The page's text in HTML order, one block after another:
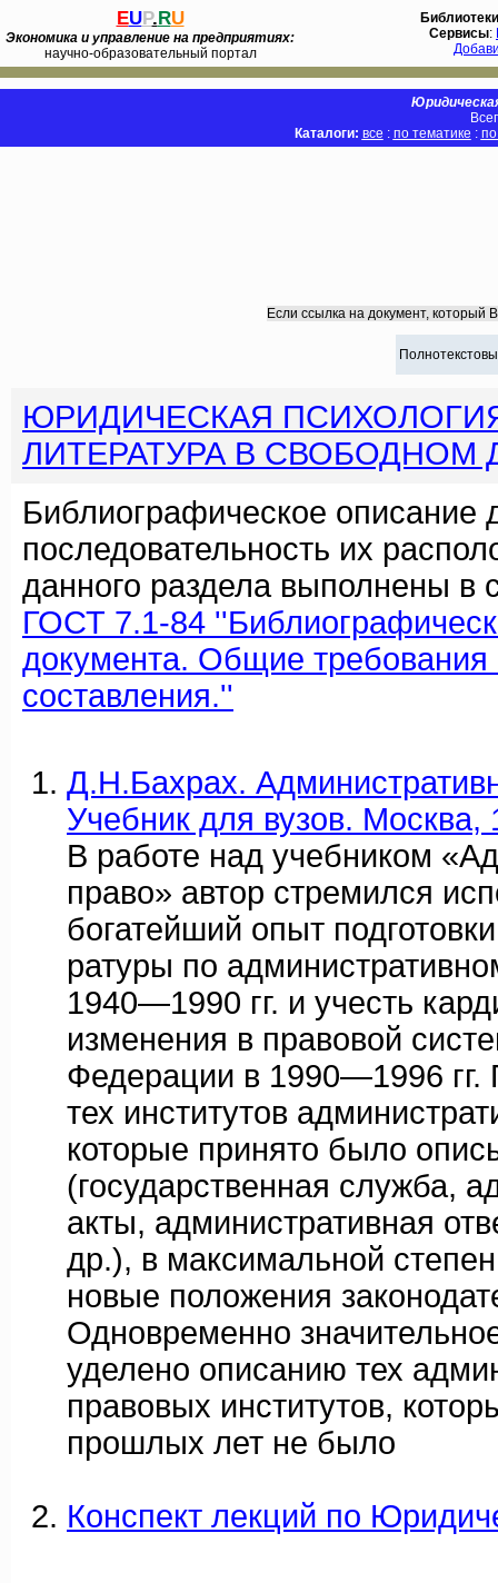
EUP.RU
Экономика и управление на предприятиях:
научно-образовательный портал
Библиотеки
Сервисы:
Каталоги: все : по тематике :
Если ссылка на документ, который
ЮРИДИЧЕСКАЯ
ЛИТЕРАТУРА В СВОБОДНОМ
Библиографическое описание
последовательность их
данного раздела выполнены в
ГОСТ 7.1-84
документа. Общие требования
составления.''
Д.Н.Бахрах.
Учебник для вузов. Москва,
В работе над учебником
право» автор стремился
богатейший опыт
ратуры по
1940—1990 гг. и учесть
изменения в правовой
Федерации в 1990—1996
тех институтов
которые принято было
(государственная служба,
акты, админис­тративная
др.), в максимальной
новые положения
Одновременно
уделено описанию тех
правовых институтов,
прошлых лет не было
Конспект лекций по